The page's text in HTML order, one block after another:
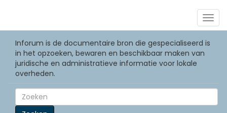
Inforum is de documentaire bron die gespecialiseerd is
in het opzoeken, bewaren en beschikbaar maken van
juridische en administratieve informatie voor lokale
overheden.